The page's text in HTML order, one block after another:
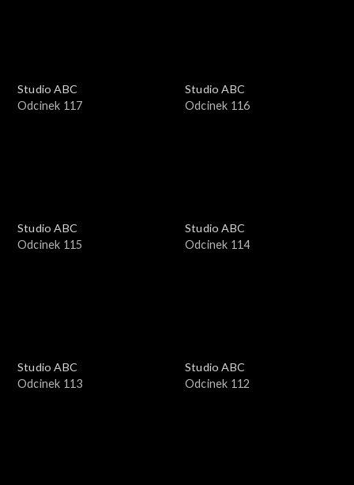
Studio ABC
Odcinek 117
Studio ABC
Odcinek 116
Studio ABC
Odcinek 115
Studio ABC
Odcinek 114
Studio ABC
Odcinek 113
Studio ABC
Odcinek 112